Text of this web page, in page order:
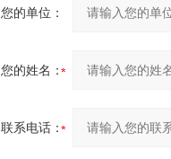
您的单位：
您的姓名：
联系电话：